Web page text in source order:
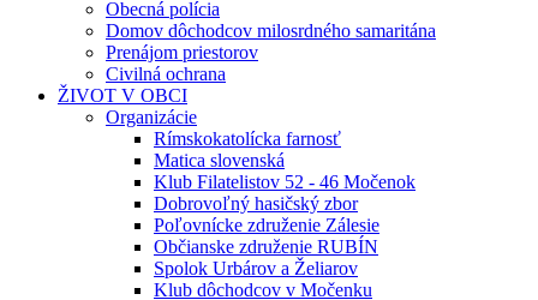
Obecná polícia
Domov dôchodcov milosrdného samaritána
Prenájom priestorov
Civilná ochrana
ŽIVOT V OBCI
Organizácie
Rímskokatolícka farnosť
Matica slovenská
Klub Filatelistov 52 - 46 Močenok
Dobrovoľný hasičský zbor
Poľovnícke združenie Zálesie
Občianske združenie RUBÍN
Spolok Urbárov a Želiarov
Klub dôchodcov v Močenku